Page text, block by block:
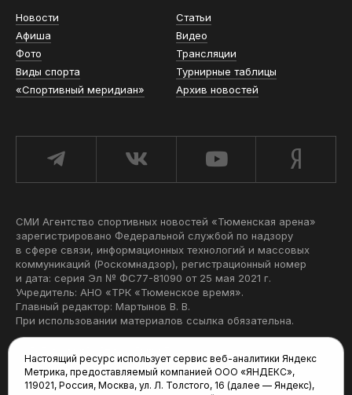
Новости
Статьи
Афиша
Видео
Фото
Трансляции
Виды спорта
Турнирные таблицы
«Спортивный меридиан»
Архив новостей
СМИ Агентство спортивных новостей «Тюменская арена»
зарегистрировано Федеральной службой по надзору
в сфере связи, информационных технологий и массовых
коммуникаций (Роскомнадзор), регистрационный номер
и дата: серия Эл № ФС77-81090 от 25 мая 2021 г.
Учредитель: АНО «ТРК «Тюменское время».
Главный редактор: Мартынов В. В.
При использовании материалов ссылка обязательна.
Редакция:
Настоящий ресурс использует сервис веб-аналитики Яндекс
Метрика, предоставляемый компанией ООО «ЯНДЕКС»,
119021, Россия, Москва, ул. Л. Толстого, 16 (далее — Яндекс),